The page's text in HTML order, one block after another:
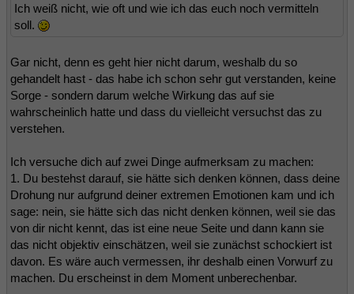
Ich weiß nicht, wie oft und wie ich das euch noch vermitteln
soll.
Gar nicht, denn es geht hier nicht darum, weshalb du so
gehandelt hast - das habe ich schon sehr gut verstanden, keine
Sorge - sondern darum welche Wirkung das auf sie
wahrscheinlich hatte und dass du vielleicht versuchst das zu
verstehen.
Ich versuche dich auf zwei Dinge aufmerksam zu machen:
1. Du bestehst darauf, sie hätte sich denken können, dass deine
Drohung nur aufgrund deiner extremen Emotionen kam und ich
sage: nein, sie hätte sich das nicht denken können, weil sie das
von dir nicht kennt, das ist eine neue Seite und dann kann sie
das nicht objektiv einschätzen, weil sie zunächst schockiert ist
davon. Es wäre auch vermessen, ihr deshalb einen Vorwurf zu
machen. Du erscheinst in dem Moment unberechenbar.